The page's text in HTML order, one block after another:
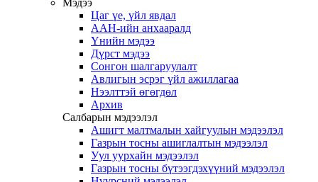
Мэдээ
Цаг үе, үйл явдал
ААН-ийн анхааралд
Үнийн мэдээ
Дүрст мэдээ
Сонгон шалгаруулалт
Авлигын эсрэг үйл ажиллагаа
Нээлттэй өгөгдөл
Архив
Салбарын мэдээлэл
Ашигт малтмалын хайгуулын мэдээлэл
Газрын тосны ашиглалтын мэдээлэл
Уул уурхайн мэдээлэл
Газрын тосны бүтээгдэхүүний мэдээлэл